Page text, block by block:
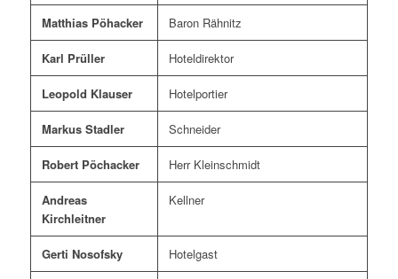
Matthias Pöhacker Baron Rähnitz
Karl Prüller Hoteldirektor
Leopold Klauser Hotelportier
Markus Stadler Schneider
Robert Pöchacker Herr Kleinschmidt
Andreas
Kirchleitner
Kellner
Gerti Nosofsky Hotelgast